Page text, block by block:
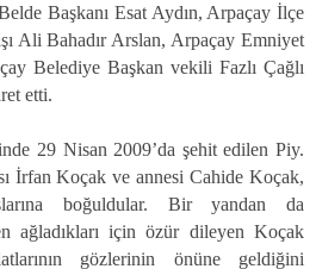
Başkanı Esat Aydın, Arpaçay İlçe
Ali Bahadır Arslan, Arpaçay Emniyet
Belediye Başkan vekili Fazlı Çağlı
etti.
29 Nisan 2009’da şehit edilen Piy.
İrfan Koçak ve annesi Cahide Koçak,
boğuldular. Bir yandan da
ağladıkları için özür dileyen Koçak
gözlerinin önüne geldiğini